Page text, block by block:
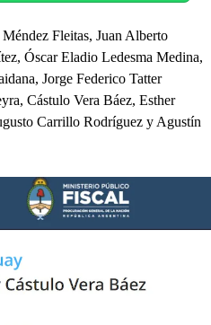
Fleitas, Juan Alberto
Óscar Eladio Ledesma Medina,
Jorge Federico Tatter
Cástulo Vera Báez, Esther
Carrillo Rodríguez y Agustín